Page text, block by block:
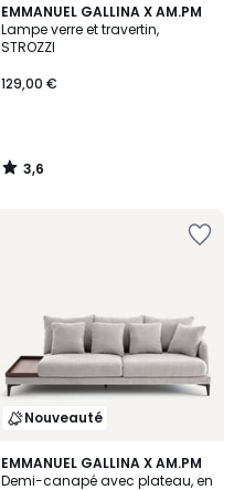
EMMANUEL GALLINA X AM.PM
Lampe verre et travertin,
STROZZI
129,00 €
3,6
/ 5
3,6
/
Nouveauté
EMMANUEL GALLINA X AM.PM
Demi-canapé avec plateau, en
5